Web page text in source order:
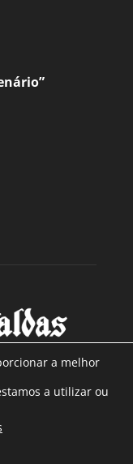
de 90 anos de
a melhor
a utilizar ou